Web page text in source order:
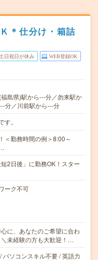
＊仕分け・箱詰
土日祝日が休み WEB登録OK
島県)駅から---分／勿来駅か
分／川前駅から---分
。
＜勤務時間の例＞8:00～
2日後」に勤務OK！スター
ーク不可
に、あなたのご希望に合わ
未経験の方も大歓迎！…
パソコンスキル不要 / 英語力